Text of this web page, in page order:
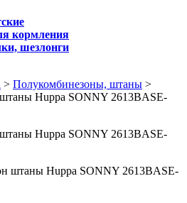
кормления
шезлонги
> Полукомбинезоны, штаны >
Huppa SONNY 2613BASE-
Huppa SONNY 2613BASE-